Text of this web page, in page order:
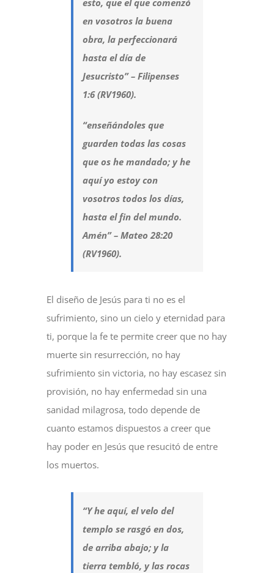
esto, que el que comenzó
en vosotros la buena
obra, la perfeccionará
hasta el día de
Jesucristo” – Filipenses
1:6 (RV1960).
“enseñándoles que
guarden todas las cosas
que os he mandado; y he
aquí yo estoy con
vosotros todos los días,
hasta el fin del mundo.
Amén” – Mateo 28:20
(RV1960).
El diseño de Jesús para ti no es el
sufrimiento, sino un cielo y eternidad para
ti, porque la fe te permite creer que no hay
muerte sin resurrección, no hay
sufrimiento sin victoria, no hay escasez sin
provisión, no hay enfermedad sin una
sanidad milagrosa, todo depende de
cuanto estamos dispuestos a creer que
hay poder en Jesús que resucitó de entre
los muertos.
“Y he aquí, el velo del
templo se rasgó en dos,
de arriba abajo; y la
tierra tembló, y las rocas